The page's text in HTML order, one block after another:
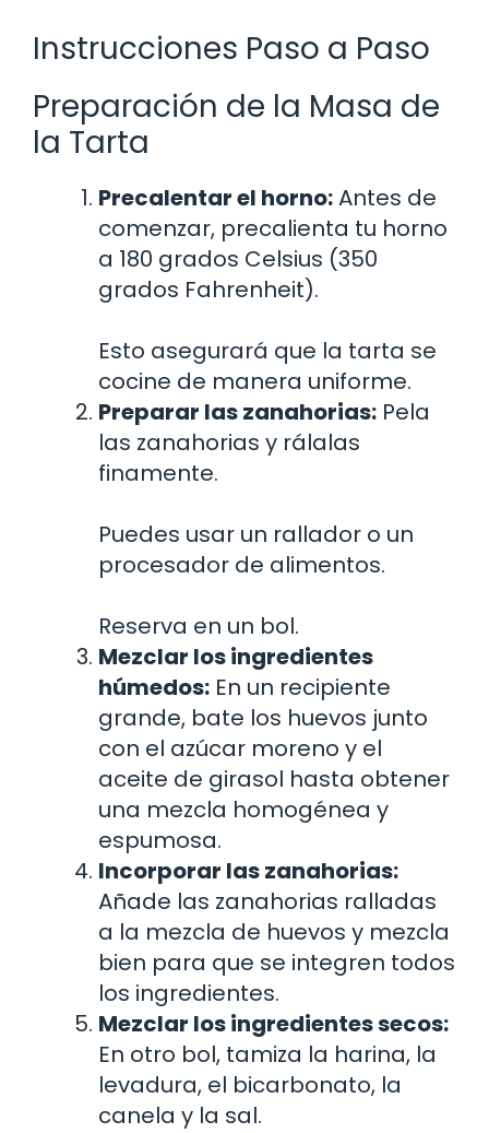
Instrucciones Paso a Paso
Preparación de la Masa de
la Tarta
Precalentar el horno:Antes de
comenzar, precalienta tu horno
a 180 grados Celsius (350
grados Fahrenheit).
Esto asegurará que la tarta se
cocine de manera uniforme.
Preparar las zanahorias: Pela
las zanahorias y rálalas
finamente.
Puedes usar un rallador o un
procesador de alimentos.
Reserva en un bol.
Mezclar los ingredientes
húmedos: En un recipiente
grande, bate los huevos junto
con el azúcar moreno y el
aceite de girasol hasta obtener
una mezcla homogénea y
espumosa.
Incorporar las zanahorias:
Añade las zanahorias ralladas
a la mezcla de huevos y mezcla
bien para que se integren todos
los ingredientes.
Mezclar los ingredientes secos:
En otro bol, tamiza la harina, la
levadura, el bicarbonato, la
canela y la sal.